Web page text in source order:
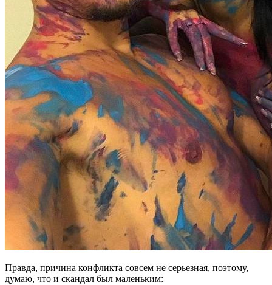
Правда, причина конфликта совсем не серьезная, поэтому,
думаю, что и скандал был маленьким: